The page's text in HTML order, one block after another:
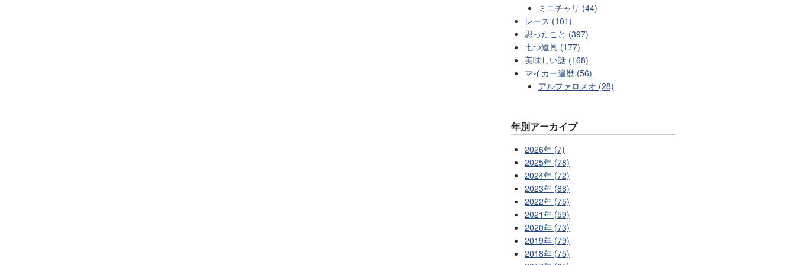
ミニチャリ (44)
レース (101)
思ったこと (397)
七つ道具 (177)
美味しい話 (168)
マイカー遍歴 (56)
アルファロメオ (28)
年別アーカイブ
2026年 (7)
2025年 (78)
2024年 (72)
2023年 (88)
2022年 (75)
2021年 (59)
2020年 (73)
2019年 (79)
2018年 (75)